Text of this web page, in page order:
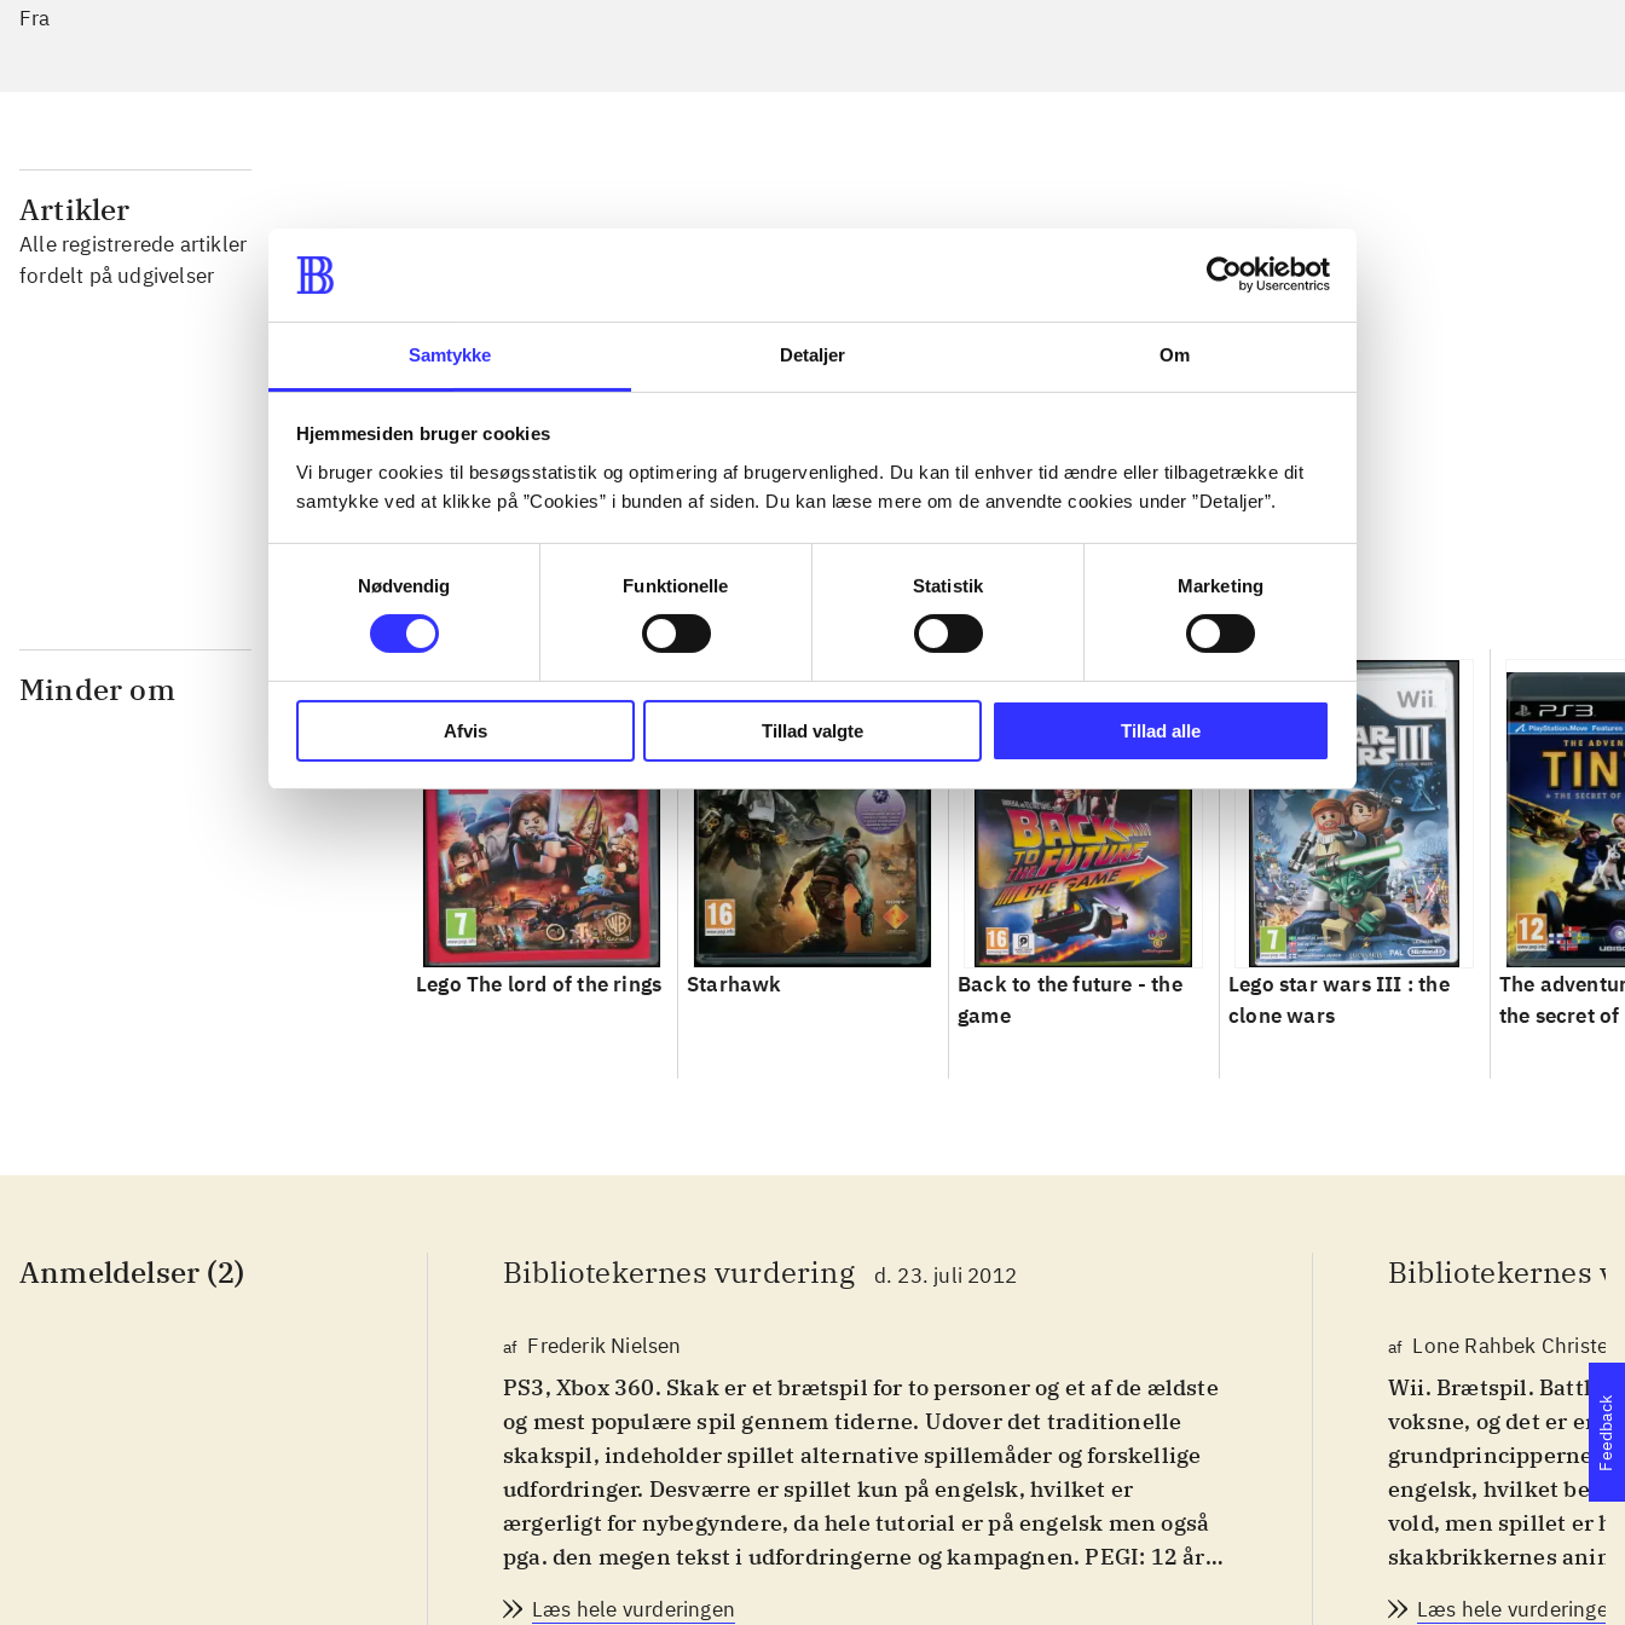
Samtykke Detaljer Om
Hjemmesiden bruger cookies
Vi bruger cookies til besøgsstatistik og optimering af brugervenlighed. Du kan til enhver tid ændre eller tilbagetrække dit
samtykke ved at klikke på ”Cookies” i bunden af siden. Du kan læse mere om de anvendte cookies under ”Detaljer”.
Nødvendig
Funktionelle Statistik Marketing
Afvis Tillad valgte Tillad alle
Fra
Artikler
Alle registrerede artikler
fordelt på udgivelser
...
...
...
Minder om
Lego The lord of the rings Starhawk
Back to the future - the
game
Lego star wars III : the
clone wars
The
the secret
Anmeldelser (2) Bibliotekernes vurdering d. 23. juli 2012
af Frederik Nielsen
PS3, Xbox 360. Skak er et brætspil for to personer og et af de ældste
og mest populære spil gennem tiderne. Udover det traditionelle
skakspil, indeholder spillet alternative spillemåder og forskellige
udfordringer. Desværre er spillet kun på engelsk, hvilket er
ærgerligt for nybegyndere, da hele tutorial er på engelsk men også
pga. den megen tekst i udfordringerne og kampagnen. PEGI: 12 år
Læs hele vurderingen
Bibliotekernes
af Lone Rahbek
Wii. Brætspil. Battle
voksne, og det er en
grundprincipperne i
engelsk, hvilket
vold, men spillet er
skakbrikkernes
Læs hele vurderingen
Feedback